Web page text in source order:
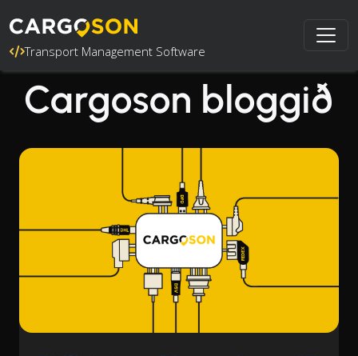
Transport Management Software
Cargoson bloggið